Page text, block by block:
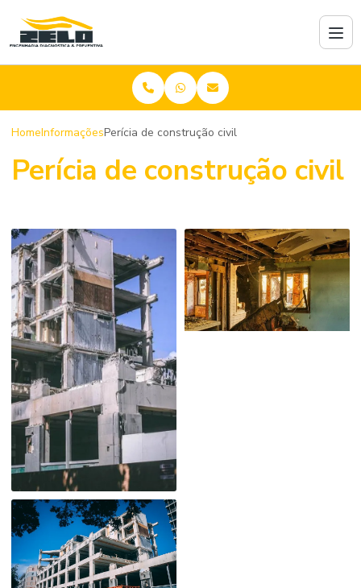
HomeInformaçõesPerícia de construção civil
Perícia de construção civil